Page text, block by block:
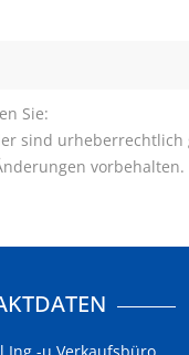
Sie:
sind